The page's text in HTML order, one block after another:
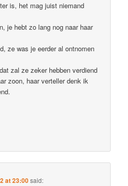
is, het mag juist niemand
je hebt zo lang nog naar haar
ze was je eerder al ontnomen
zal ze zeker hebben verdiend
zoon, haar verteller denk ik
at 23:00said: